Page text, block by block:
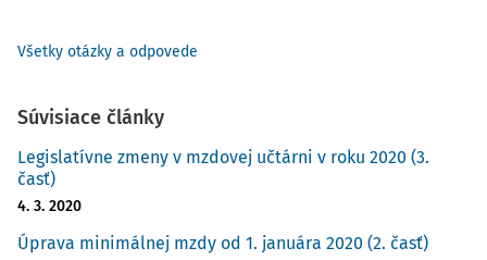
Všetky otázky a odpovede
Súvisiace články
Legislatívne zmeny v mzdovej učtárni v roku 2020 (3.
časť)
4. 3. 2020
Úprava minimálnej mzdy od 1. januára 2020 (2. časť)